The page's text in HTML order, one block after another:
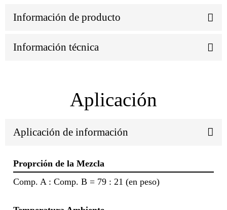
Información de producto
Información técnica
Aplicación
Aplicación de información
Proprción de la Mezcla
Comp. A : Comp. B = 79 : 21 (en peso)